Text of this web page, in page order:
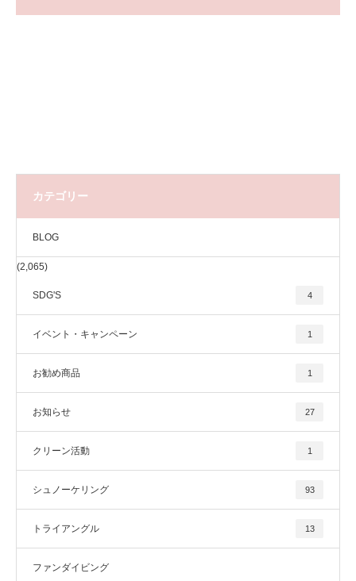
カテゴリー
BLOG
(2,065)
SDG'S 4
イベント・キャンペーン 1
お勧め商品 1
お知らせ 27
クリーン活動 1
シュノーケリング 93
トライアングル 13
ファンダイビング